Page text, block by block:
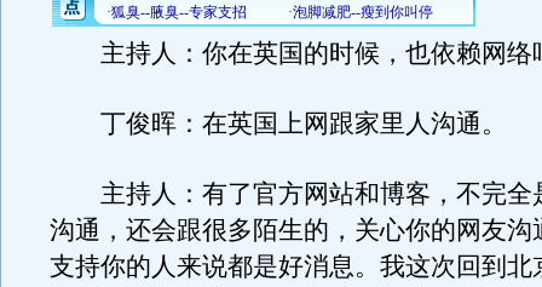
主持人：你在英国的时候，也依赖网络
丁俊晖：在英国上网跟家里人沟通。
主持人：有了官方网站和博客，不完全
沟通，还会跟很多陌生的，关心你的网友沟
支持你的人来说都是好消息。我这次回到北